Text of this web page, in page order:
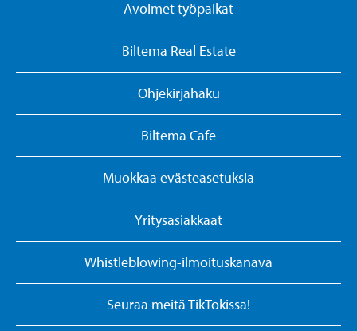
Avoimet työpaikat
Biltema Real Estate
Ohjekirjahaku
Biltema Cafe
Muokkaa evästeasetuksia
Yritysasiakkaat
Whistleblowing-ilmoituskanava
Seuraa meitä TikTokissa!